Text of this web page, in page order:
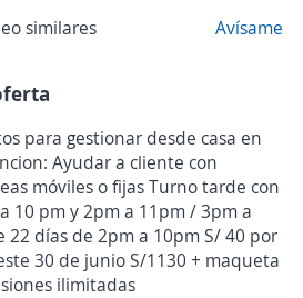
similares Avísame
para gestionar desde casa en
Ayudar a cliente con
móviles o fijas Turno tarde con
10 pm y 2pm a 11pm / 3pm a
22 días de 2pm a 10pm S/ 40 por
30 de junio S/1130 + maqueta
ilimitadas